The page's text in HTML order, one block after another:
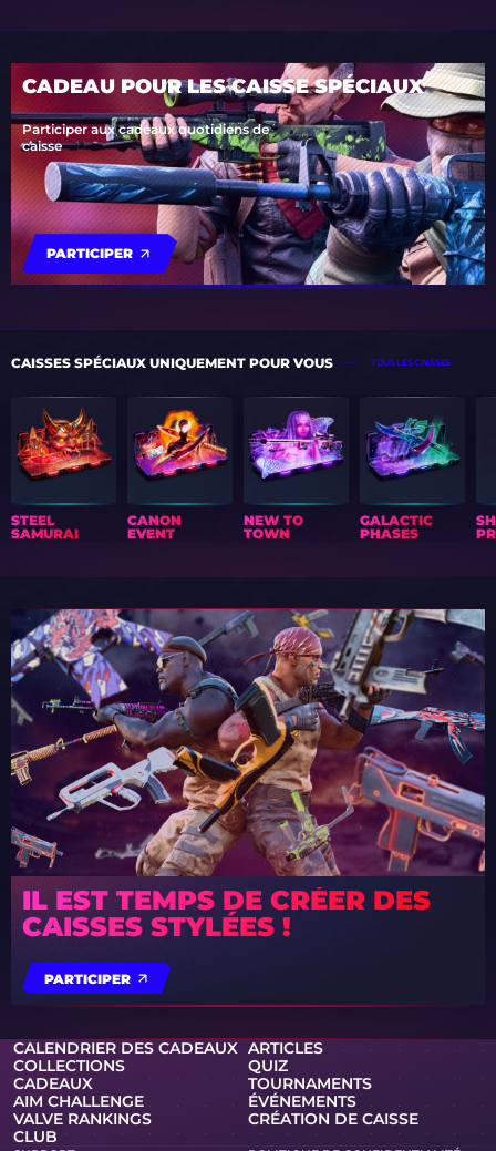
CADEAU POUR LES CAISSE SPÉCIAUX
Participer aux cadeaux quotidiens de
caisse
PARTICIPER
CAISSES SPÉCIAUX UNIQUEMENT POUR VOUS TOUS LES CAISSES
STEEL
SAMURAI
CANON
EVENT
NEW TO
TOWN
GALACTIC
PHASES
IL EST TEMPS DE CRÉER DES
CAISSES STYLÉES !
PARTICIPER
CALENDRIER DES CADEAUX ARTICLES
COLLECTIONS
QUIZ
CADEAUX
TOURNAMENTS
AIM CHALLENGE
ÉVÉNEMENTS
VALVE RANKINGS
CRÉATION DE CAISSE
CLUB